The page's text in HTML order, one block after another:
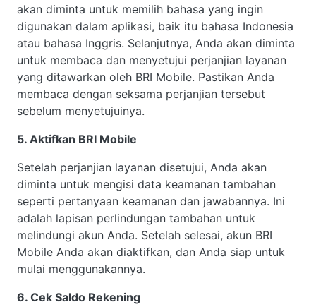
akan diminta untuk memilih bahasa yang ingin
digunakan dalam aplikasi, baik itu bahasa Indonesia
atau bahasa Inggris. Selanjutnya, Anda akan diminta
untuk membaca dan menyetujui perjanjian layanan
yang ditawarkan oleh BRI Mobile. Pastikan Anda
membaca dengan seksama perjanjian tersebut
sebelum menyetujuinya.
5. Aktifkan BRI Mobile
Setelah perjanjian layanan disetujui, Anda akan
diminta untuk mengisi data keamanan tambahan
seperti pertanyaan keamanan dan jawabannya. Ini
adalah lapisan perlindungan tambahan untuk
melindungi akun Anda. Setelah selesai, akun BRI
Mobile Anda akan diaktifkan, dan Anda siap untuk
mulai menggunakannya.
6. Cek Saldo Rekening